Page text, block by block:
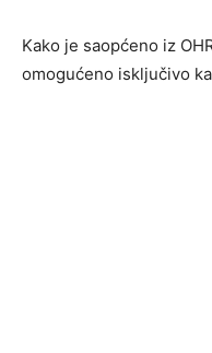
Kako je saopćeno iz
omogućeno isključivo